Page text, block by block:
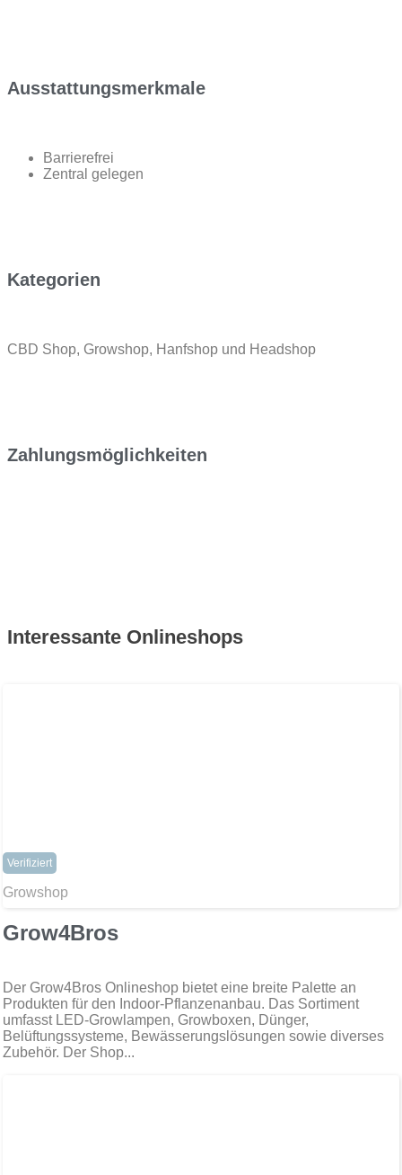
Ausstattungsmerkmale
Barrierefrei
Zentral gelegen
Kategorien
CBD Shop, Growshop, Hanfshop und Headshop
Zahlungsmöglichkeiten
Interessante Onlineshops
Verifiziert
Growshop
Grow4Bros
Der Grow4Bros Onlineshop bietet eine breite Palette an
Produkten für den Indoor-Pflanzenanbau. Das Sortiment
umfasst LED-Growlampen, Growboxen, Dünger,
Belüftungssysteme, Bewässerungslösungen sowie diverses
Zubehör. Der Shop...